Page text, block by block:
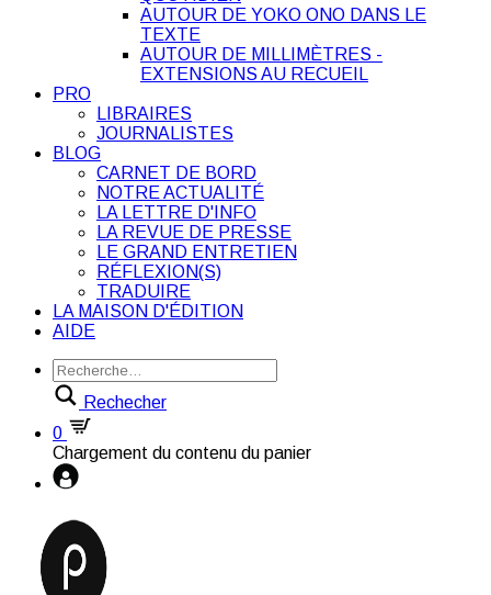
AUTOUR DE YOKO ONO DANS LE
TEXTE
AUTOUR DE MILLIMÈTRES -
EXTENSIONS AU RECUEIL
PRO
LIBRAIRES
JOURNALISTES
BLOG
CARNET DE BORD
NOTRE ACTUALITÉ
LA LETTRE D'INFO
LA REVUE DE PRESSE
LE GRAND ENTRETIEN
RÉFLEXION(S)
TRADUIRE
LA MAISON D'ÉDITION
AIDE
Rechecher
0
Chargement du contenu du panier